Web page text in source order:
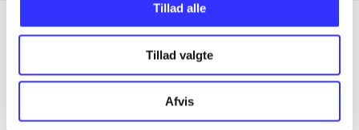
Tillad alle
Tillad valgte
Afvis
Artikler
Alle registrerede artikler fordelt på udgivelser